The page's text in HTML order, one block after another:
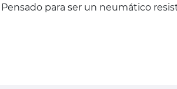
para ser un neumático